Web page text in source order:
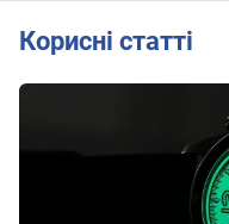
Корисні статті